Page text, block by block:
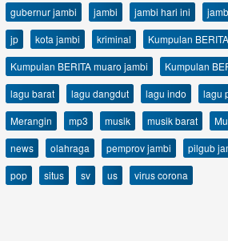
gubernur jambi
jambi jambi hari ini
jp
kota jambi kriminal
Kumpulan
Kumpulan BERITA muaro jambi
Kumpulan
lagu barat
lagu dangdut lagu indo lagu
Merangin
mp3 musik musik barat
news
olahraga pemprov jambi pilgub
pop
situs sv us virus corona